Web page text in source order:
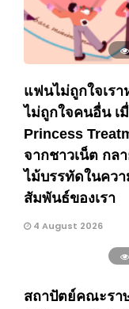
แฟนไม่ถูกใจเรา
ไม่ถูกใจคนอื่น เ
Princess
จากชาวเน็ต กล
ไม้บรรทัดในควา
สัมพันธ์ของเรา
4 August 2026
สถาปัตย์คณะรา